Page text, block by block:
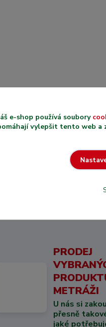
PRODEJ
METRÁŽI
U nás si
přesně
jaké
e-shop používá soubory
vylepšit tento web a